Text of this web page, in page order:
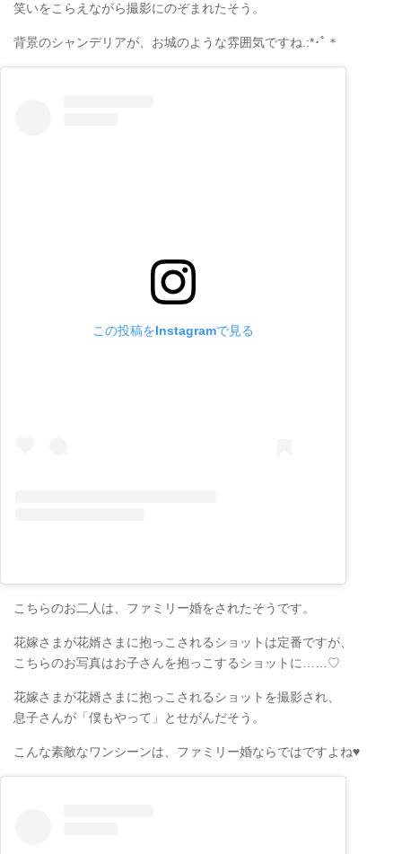
笑いをこらえながら撮影にのぞまれたそう。
背景のシャンデリアが、お城のような雰囲気ですね.:*･ﾟ＊
この投稿をInstagramで見る
こちらのお二人は、ファミリー婚をされたそうです。
花嫁さまが花婿さまに抱っこされるショットは定番ですが、
こちらのお写真はお子さんを抱っこするショットに……♡
花嫁さまが花婿さまに抱っこされるショットを撮影され、
息子さんが「僕もやって」とせがんだそう。
こんな素敵なワンシーンは、ファミリー婚ならではですよね♥